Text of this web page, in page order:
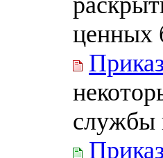
ценных
службы